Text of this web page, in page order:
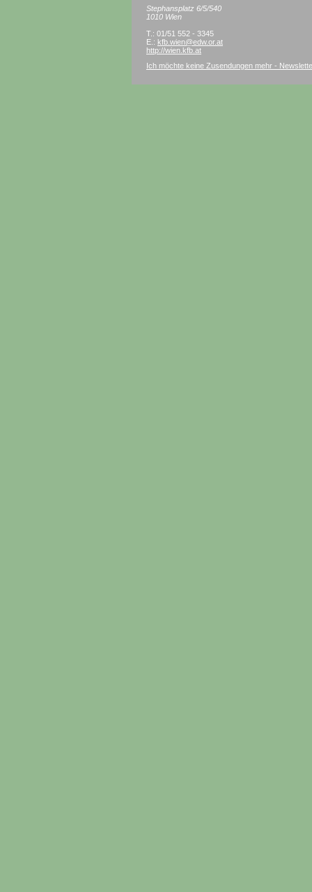
Stephansplatz 6/5/540
1010 Wien
T.: 01/51 552 - 3345
E.: kfb.wien@edw.or.at
http://wien.kfb.at
Ich möchte keine Zusendungen mehr -